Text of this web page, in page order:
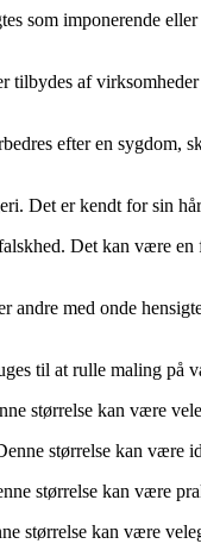
som imponerende
af
efter en
Det er kendt for sin
Det kan være
med onde
til at rulle maling på
størrelse kan være
størrelse kan være
størrelse kan være
størrelse kan være